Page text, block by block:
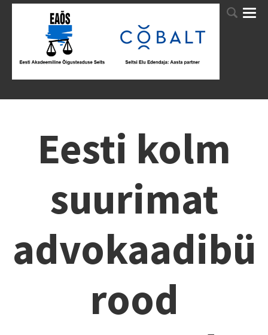
Eesti kolm
suurimat
advokaadibü
rood